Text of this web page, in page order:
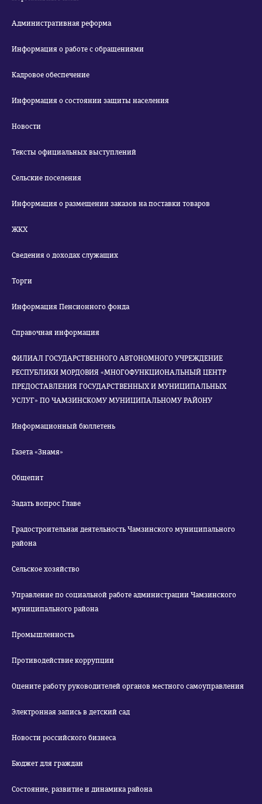
Административная реформа
Информация о работе с обращениями
Кадровое обеспечение
Информация о состоянии защиты населения
Новости
Тексты официальных выступлений
Сельские поселения
Информация о размещении заказов на поставки товаров
ЖКХ
Сведения о доходах служащих
Торги
Информация Пенсионного фонда
Справочная информация
ФИЛИАЛ ГОСУДАРСТВЕННОГО АВТОНОМНОГО УЧРЕЖДЕНИЕ
РЕСПУБЛИКИ МОРДОВИЯ «МНОГОФУНКЦИОНАЛЬНЫЙ ЦЕНТР
ПРЕДОСТАВЛЕНИЯ ГОСУДАРСТВЕННЫХ И МУНИЦИПАЛЬНЫХ
УСЛУГ» ПО ЧАМЗИНСКОМУ МУНИЦИПАЛЬНОМУ РАЙОНУ
Информационный бюллетень
Газета «Знамя»
Общепит
Задать вопрос Главе
Градостроительная деятельность Чамзинского муниципального
района
Сельское хозяйство
Управление по социальной работе администрации Чамзинского
муниципального района
Промышленность
Противодействие коррупции
Оцените работу руководителей органов местного самоуправления
Электронная запись в детский сад
Новости российского бизнеса
Бюджет для граждан
Состояние, развитие и динамика района